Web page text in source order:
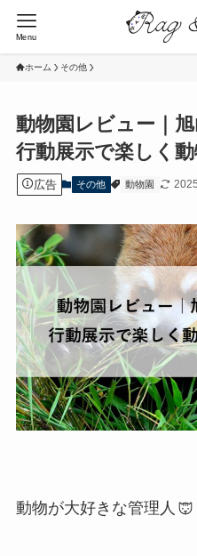
Menu
ホーム その他
動物園レビュー｜旭
行動展示で楽しく
広告 その他 動物園
動物が大好きな管理人